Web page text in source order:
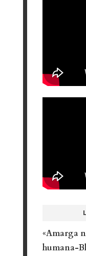
«Amarga
humana-